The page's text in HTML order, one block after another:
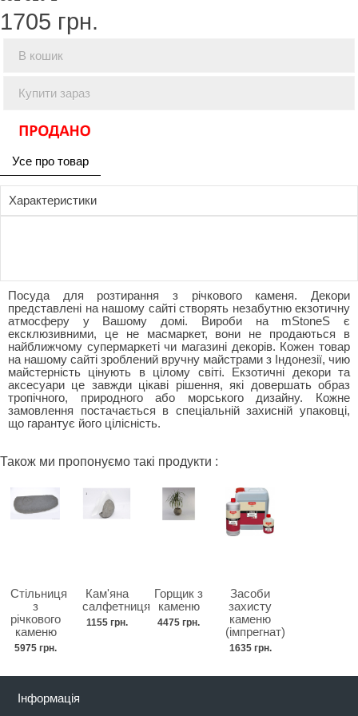
1705 грн.
В кошик
Купити зараз
Усе про товар
Характеристики
Посуда для розтирання з річкового каменя. Декори
представлені на нашому сайті створять незабутню екзотичну
атмосферу у Вашому домі. Вироби на mStoneS є
ексклюзивними, це не масмаркет, вони не продаються в
найближчому супермаркеті чи магазині декорів. Кожен товар
на нашому сайті зроблений вручну майстрами з Індонезії, чию
майстерність цінують в цілому світі. Екзотичні декори та
аксесуари це завжди цікаві рішення, які довершать образ
тропічного, природного або морського дизайну. Кожне
замовлення постачається в спеціальній захисній упаковці,
що гарантує його цілісність.
Також ми пропонуємо такі продукти :
Стільниця
з
річкового
каменю
5975 грн.
Кам'яна
салфетниця
1155 грн.
Горщик з
каменю
4475 грн.
Засоби
захисту
каменю
(імпрегнат)
1635 грн.
Інформація